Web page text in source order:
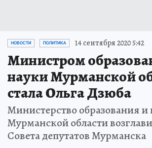
НОВОСТИ ПОЛИТИКА 14 сентября 2020 5:42
Министром
науки Мурманской
стала Ольга Дзюба
Министерство образования и
Мурманской области
Совета депутатов Мурманска